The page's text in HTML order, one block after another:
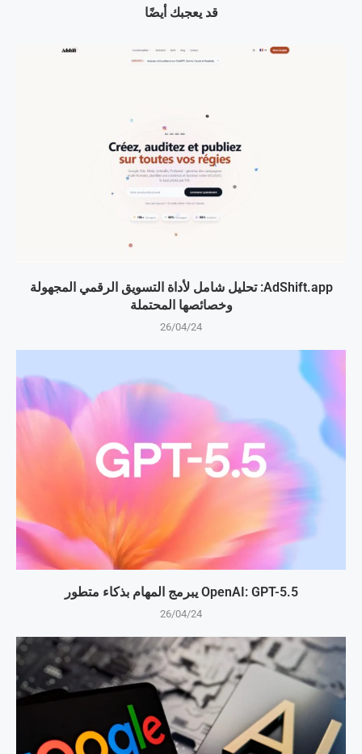
قد يعجبك أيضًا
AdShift.app: تحليل شامل لأداة التسويق الرقمي المجهولة
وخصائصها المحتملة
26/04/24
OpenAI: GPT-5.5 يبرمج المهام بذكاء متطور
26/04/24